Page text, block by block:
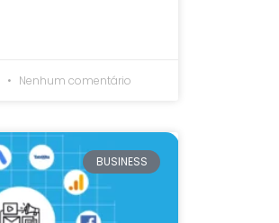
Nenhum comentário
BUSINESS